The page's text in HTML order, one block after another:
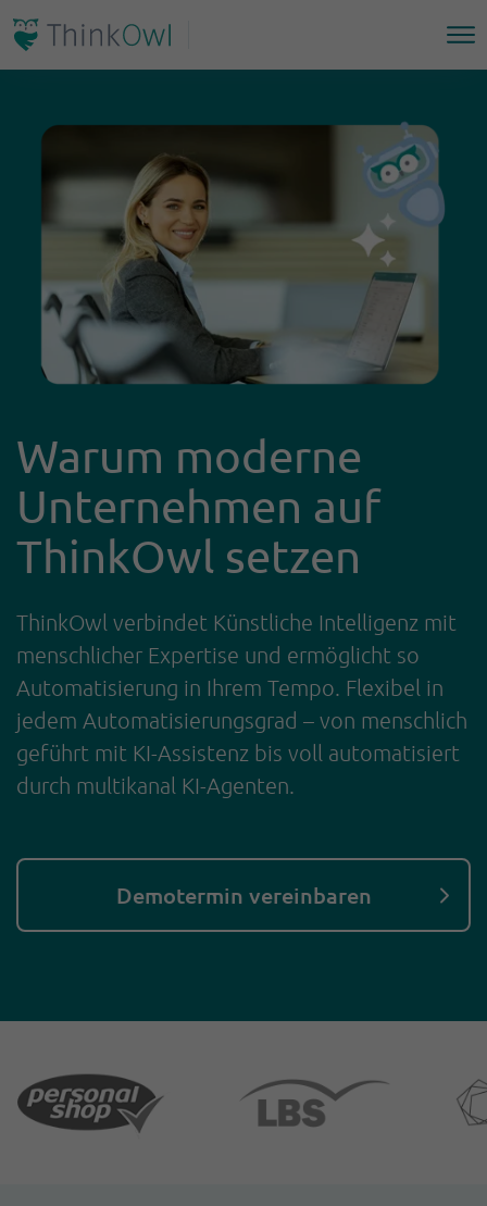
Warum moderne
Unternehmen auf
ThinkOwl setzen
ThinkOwl verbindet Künstliche Intelligenz mit
menschlicher Expertise und ermöglicht so
Automatisierung in Ihrem Tempo. Flexibel in
jedem Automatisierungsgrad – von menschlich
geführt mit KI-Assistenz bis voll automatisiert
durch multikanal KI-Agenten.
Demotermin vereinbaren